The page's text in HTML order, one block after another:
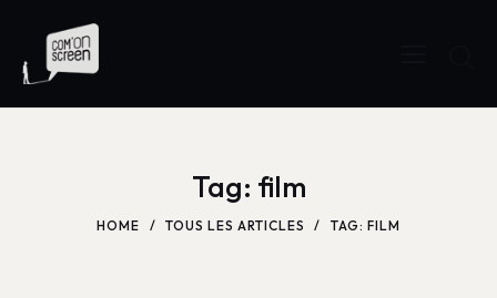
Tag: film
HOME TOUS LES ARTICLES TAG: FILM